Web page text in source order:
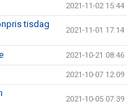
2021-11-02 15:44
tisdag
2021-11-01 17:14
2021-10-21 08:46
2021-10-07 12:09
2021-10-05 07:39